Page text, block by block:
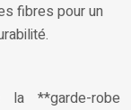
fibres pour un
**garde-robe